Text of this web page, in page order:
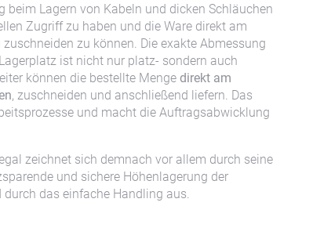
beim Lagern von Kabeln und dicken Schläuchen
Zugriff zu haben und die Ware direkt am
zu können. Die exakte Abmessung
ist nicht nur platz- sondern auch
können die bestellte Menge direkt am
, zuschneiden und anschließend liefern. Das
und macht die Auftragsabwicklung
zeichnet sich demnach vor allem durch seine
und sichere Höhenlagerung der
durch das einfache Handling aus.